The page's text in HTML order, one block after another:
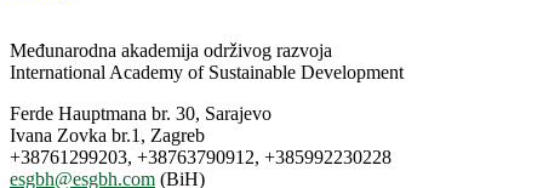
Međunarodna akademija održivog razvoja
International Academy of Sustainable Development
Ferde Hauptmana br. 30, Sarajevo
Ivana Zovka br.1, Zagreb
+38761299203, +38763790912, +385992230228
esgbh@esgbh.com (BiH)